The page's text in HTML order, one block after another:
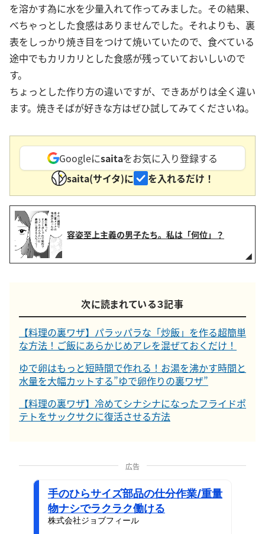
を溶かす為に水を少量入れて作ってみました。その結果、
べちゃっとした食感はありませんでした。それよりも、裏
表をしっかり焼き目をつけて焼いていたので、食べている
途中でもカリカリとした食感が残っていておいしいので
す。
ちょっとした作り方の違いですが、できあがりは全く違い
ます。焼きそばが好きな方はぜひ試してみてくださいね。
Googleにsaitaをお気に入り登録する
saita(サイタ)に
を入れるだけ！
容姿至上主義の男子たち。私は「何位」？
次に読まれている３記事
【料理の裏ワザ】パラッパラな「炒飯」を作る超簡単
な方法！ご飯にあらかじめアレを混ぜておくだけ！
ゆで卵はもっと短時間で作れる！お湯を沸かす時間と
水量を大幅カットする”ゆで卵作りの裏ワザ”
【料理の裏ワザ】冷めてシナシナになったフライドポ
テトをサックサクに復活させる方法
広告
手のひらサイズ部品の仕分作業/重量
物ナシでラクラク働ける
株式会社ジョブフィール